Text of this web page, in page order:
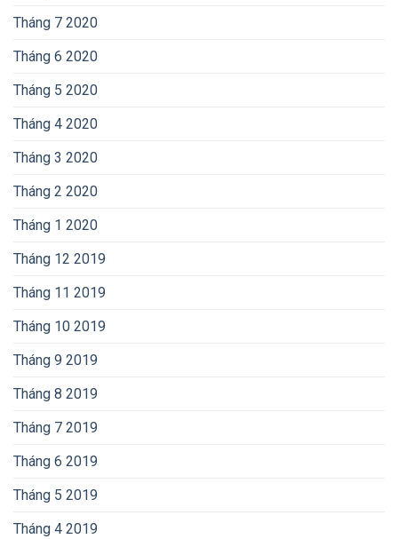
Tháng 7 2020
Tháng 6 2020
Tháng 5 2020
Tháng 4 2020
Tháng 3 2020
Tháng 2 2020
Tháng 1 2020
Tháng 12 2019
Tháng 11 2019
Tháng 10 2019
Tháng 9 2019
Tháng 8 2019
Tháng 7 2019
Tháng 6 2019
Tháng 5 2019
Tháng 4 2019